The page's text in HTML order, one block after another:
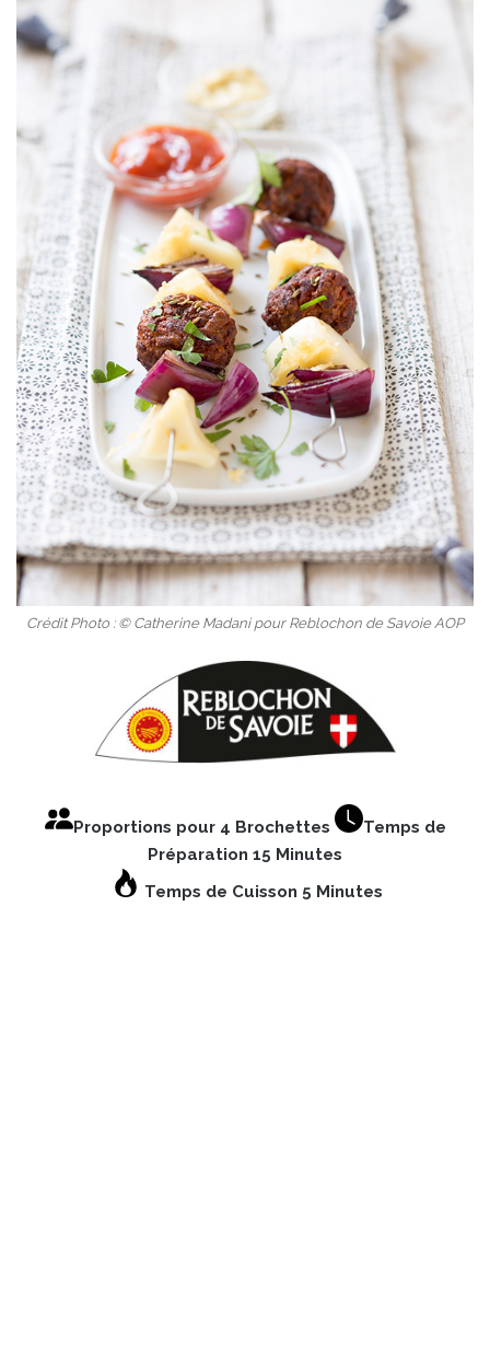
Crédit Photo : © Catherine Madani pour Reblochon de Savoie AOP
Proportions pour 4 Brochettes
Temps de
Préparation 15 Minutes
Temps de Cuisson 5 Minutes